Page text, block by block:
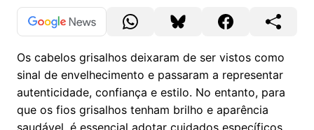
Os cabelos grisalhos deixaram de ser vistos como
sinal de envelhecimento e passaram a representar
autenticidade, confiança e estilo. No entanto, para
que os fios grisalhos tenham brilho e aparência
saudável, é essencial adotar cuidados específicos